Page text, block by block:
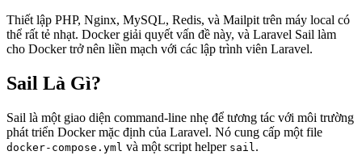
Thiết lập PHP, Nginx, MySQL, Redis, và Mailpit trên máy local có
thể rất tẻ nhạt. Docker giải quyết vấn đề này, và Laravel Sail làm
cho Docker trở nên liền mạch với các lập trình viên Laravel.
Sail Là Gì?
Sail là một giao diện command-line nhẹ để tương tác với môi trường
phát triển Docker mặc định của Laravel. Nó cung cấp một file
docker-compose.yml và một script helper sail .